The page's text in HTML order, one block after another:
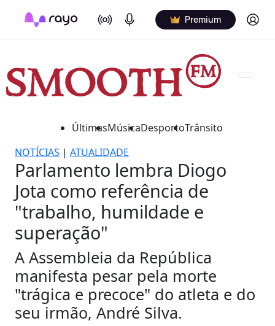
On Air Podcasts Premium Log in
ÚltimasMúsicaDesportoTrânsito
NOTÍCIAS | ATUALIDADE
Parlamento lembra Diogo
Jota como referência de
"trabalho, humildade e
superação"
A Assembleia da República
manifesta pesar pela morte
"trágica e precoce" do atleta e do
seu irmão, André Silva.